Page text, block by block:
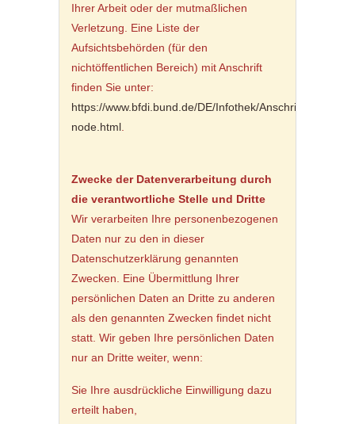
Ihrer Arbeit oder der mutmaßlichen
Verletzung. Eine Liste der
Aufsichtsbehörden (für den
nichtöffentlichen Bereich) mit Anschrift
finden Sie unter:
https://www.bfdi.bund.de/DE/Infothek/
node.html
Zwecke der Datenverarbeitung durch
die verantwortliche Stelle und Dritte
Wir verarbeiten Ihre personenbezogenen
Daten nur zu den in dieser
Datenschutzerklärung genannten
Zwecken. Eine Übermittlung Ihrer
persönlichen Daten an Dritte zu anderen
als den genannten Zwecken findet nicht
statt. Wir geben Ihre persönlichen Daten
nur an Dritte weiter, wenn:
Sie Ihre ausdrückliche Einwilligung dazu
erteilt haben,